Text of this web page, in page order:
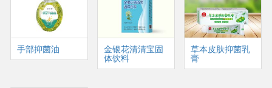
手部抑菌油 金银花清清宝固
体饮料
草本皮肤抑菌乳
膏